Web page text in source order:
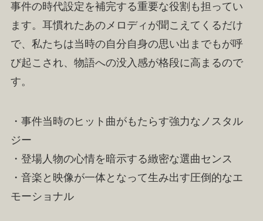
事件の時代設定を補完する重要な役割も担ってい
ます。耳慣れたあのメロディが聞こえてくるだけ
で、私たちは当時の自分自身の思い出までもが呼
び起こされ、物語への没入感が格段に高まるので
す。
・事件当時のヒット曲がもたらす強力なノスタル
ジー
・登場人物の心情を暗示する緻密な選曲センス
・音楽と映像が一体となって生み出す圧倒的なエ
モーショナル